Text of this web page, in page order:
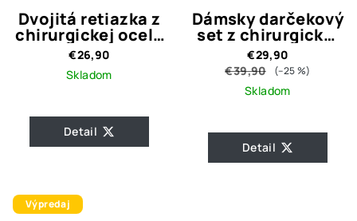
Dvojitá retiazka z
chirurgickej ocele
SAMBA GOLD
€26,90
Skladom
Detail
Dámsky darčekový
set z chirurgickej
ocele FOUR-LEAF
CLOVER GOLD
€29,90
€39,90
(–25 %)
Skladom
Detail
Výpredaj